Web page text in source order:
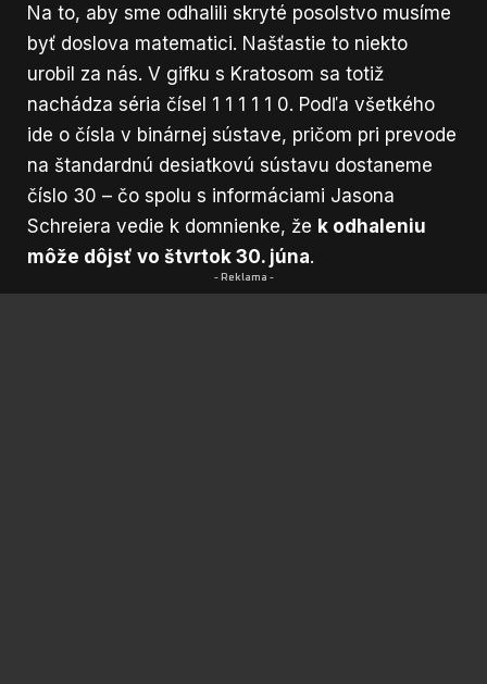
Na to, aby sme odhalili skryté posolstvo musíme
byť doslova matematici. Našťastie to niekto
urobil za nás. V gifku s Kratosom sa totiž
nachádza séria čísel 1 1 1 1 1 0. Podľa všetkého
ide o čísla v binárnej sústave, pričom pri prevode
na štandardnú desiatkovú sústavu dostaneme
číslo 30 – čo spolu s informáciami Jasona
Schreiera vedie k domnienke, že k odhaleniu
môže dôjsť vo štvrtok 30. júna.
- Reklama -